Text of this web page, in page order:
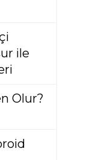
ile
Olur?